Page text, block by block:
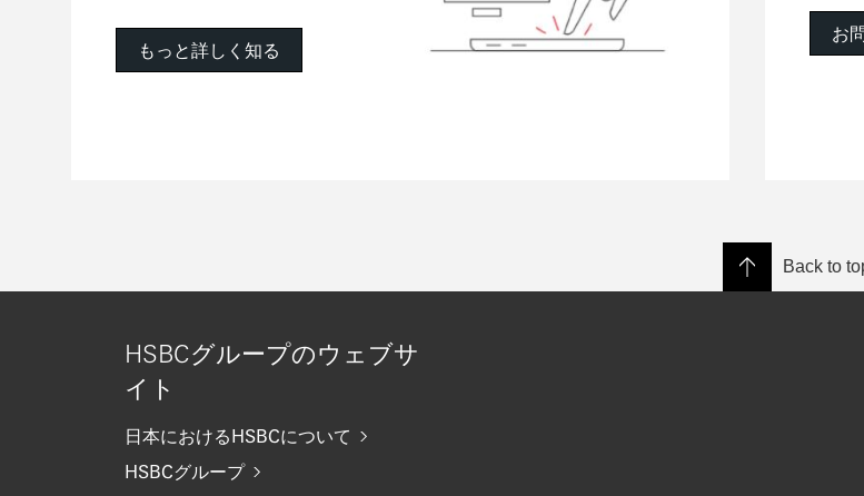
もっと詳しく知る
お
Back to
HSBCグループのウェブサ
イト
日本におけるHSBCについて
HSBCグループ